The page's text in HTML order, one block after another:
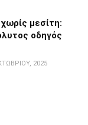
χωρίς μεσίτη:
οδηγός
2025